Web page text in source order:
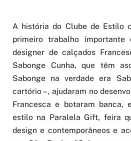
A história do Clube de Estilo
primeiro trabalho
designer de calçados
Sabonge Cunha, que têm
Sabonge na verdade era
cartório –, ajudaram no
Francesca e botaram banca,
estilo na Paralela Gift, feira
design e contemporâneos e